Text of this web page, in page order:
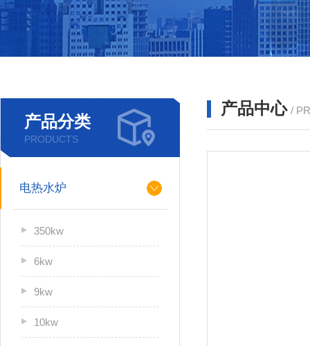
产品分类
PRODUCTS
电热水炉
350kw
6kw
9kw
10kw
产品中心 /